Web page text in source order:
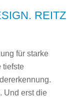
REITZ
für starke
tiefste
Und erst die